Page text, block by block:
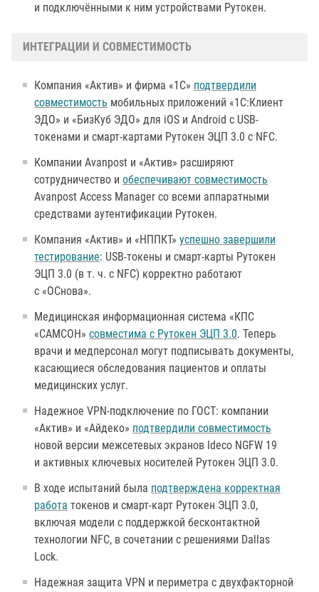
и подключёнными к ним устройствами Рутокен.
ИНТЕГРАЦИИ И СОВМЕСТИМОСТЬ
Компания «Актив» и фирма «1С» подтвердили
совместимость мобильных приложений «1С:Клиент
ЭДО» и «БизКуб ЭДО» для iOS и Android с USB-
токенами и смарт-картами Рутокен ЭЦП 3.0 с NFC.
Компании Avanpost и «Актив» расширяют
сотрудничество и обеспечивают совместимость
Avanpost Access Manager со всеми аппаратными
средствами аутентификации Рутокен.
Компания «Актив» и «НППКТ» успешно завершили
тестирование: USB-токены и смарт-карты Рутокен
ЭЦП 3.0 (в т. ч. с NFC) корректно работают
с «ОСнова».
Медицинская информационная система «КПС
«САМСОН» совместима с Рутокен ЭЦП 3.0. Теперь
врачи и медперсонал могут подписывать документы,
касающиеся обследования пациентов и оплаты
медицинских услуг.
Надежное VPN-подключение по ГОСТ: компании
«Актив» и «Айдеко» подтвердили совместимость
новой версии межсетевых экранов Ideco NGFW 19
и активных ключевых носителей Рутокен ЭЦП 3.0.
В ходе испытаний была подтверждена корректная
работа токенов и смарт-карт Рутокен ЭЦП 3.0,
включая модели с поддержкой бесконтактной
технологии NFC, в сочетании с решениями Dallas
Lock.
Надежная защита VPN и периметра с двухфакторной